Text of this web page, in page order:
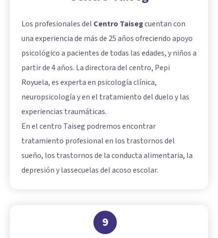
Los profesionales del Centro Taisegcuentan con
una experiencia de más de 25 años ofreciendo apoyo
psicológico a pacientes de todas las edades, y niños a
partir de 4 años. La directora del centro, Pepi
Royuela, es experta en psicología clínica,
neuropsicología y en el tratamiento del duelo y las
experiencias traumáticas.
En el centro Taiseg podremos encontrar
tratamiento profesional en los trastornos del
sueño, los trastornos de la conducta alimentaria, la
depresión y lassecuelas del acoso escolar.
9